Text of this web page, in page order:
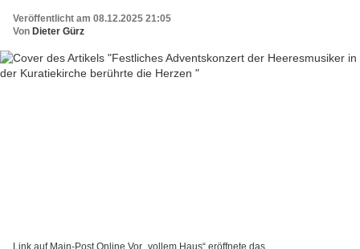
Veröffentlicht am 08.12.2025 21:05
Von Dieter Gürz
Link auf Main-Post Online Vor „vollem Haus“ eröffnete das